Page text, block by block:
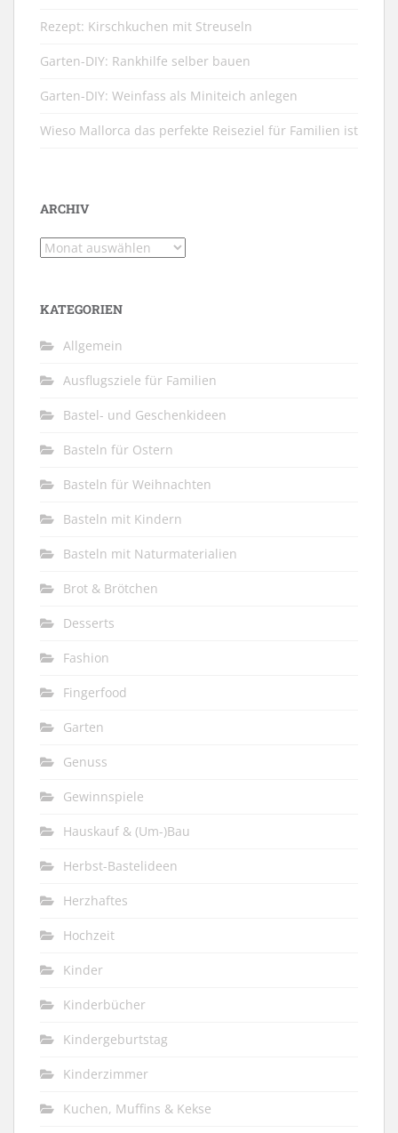
Rezept: Kirschkuchen mit Streuseln
Garten-DIY: Rankhilfe selber bauen
Garten-DIY: Weinfass als Miniteich anlegen
Wieso Mallorca das perfekte Reiseziel für Familien ist
ARCHIV
Archiv
KATEGORIEN
Allgemein
Ausflugsziele für Familien
Bastel- und Geschenkideen
Basteln für Ostern
Basteln für Weihnachten
Basteln mit Kindern
Basteln mit Naturmaterialien
Brot & Brötchen
Desserts
Fashion
Fingerfood
Garten
Genuss
Gewinnspiele
Hauskauf & (Um-)Bau
Herbst-Bastelideen
Herzhaftes
Hochzeit
Kinder
Kinderbücher
Kindergeburtstag
Kinderzimmer
Kuchen, Muffins & Kekse